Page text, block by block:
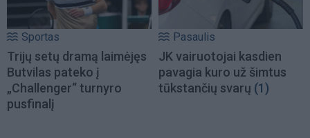
Sportas
Trijų setų dramą laimėjęs
Butvilas pateko į
„Challenger“ turnyro
pusfinalį
Pasaulis
JK vairuotojai kasdien
pavagia kuro už šimtus
tūkstančių svarų (1)